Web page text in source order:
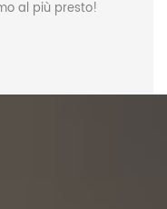
al più presto!